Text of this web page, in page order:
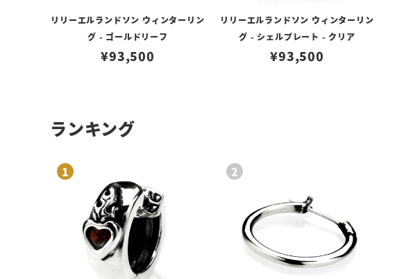
リリーエルランドソン ウィンターリン
グ - ゴールドリーフ
¥93,500
リリーエルランドソン ウィンターリン
グ - シェルプレート - クリア
¥93,500
ランキング